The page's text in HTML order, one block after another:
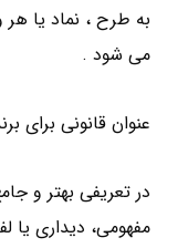
به طرح ، نماد یا
می شود .
عنوان قانونی برای
در تعریفی بهتر و
مفهومی، دیداری